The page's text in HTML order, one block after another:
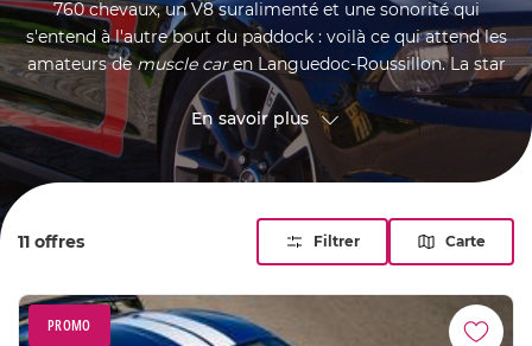
760 chevaux, un V8 suralimenté et une sonorité qui
s'entend à l'autre bout du paddock : voilà ce qui attend les
amateurs demuscle caren Languedoc-Roussillon. La star
locale, c'est la Ford Mustang Shelby GT500, que l'on pilote
sur deux circuits techniques du sud, le circuit d'
lesCévenneset leGrand Circuit du Roussillon
Perpignan
. Adultes au volant, formules multivolant ou
soleil, toujours accompagnée d'un moniteur.
En savoir plus
11 offres Filtrer Carte
PROMO